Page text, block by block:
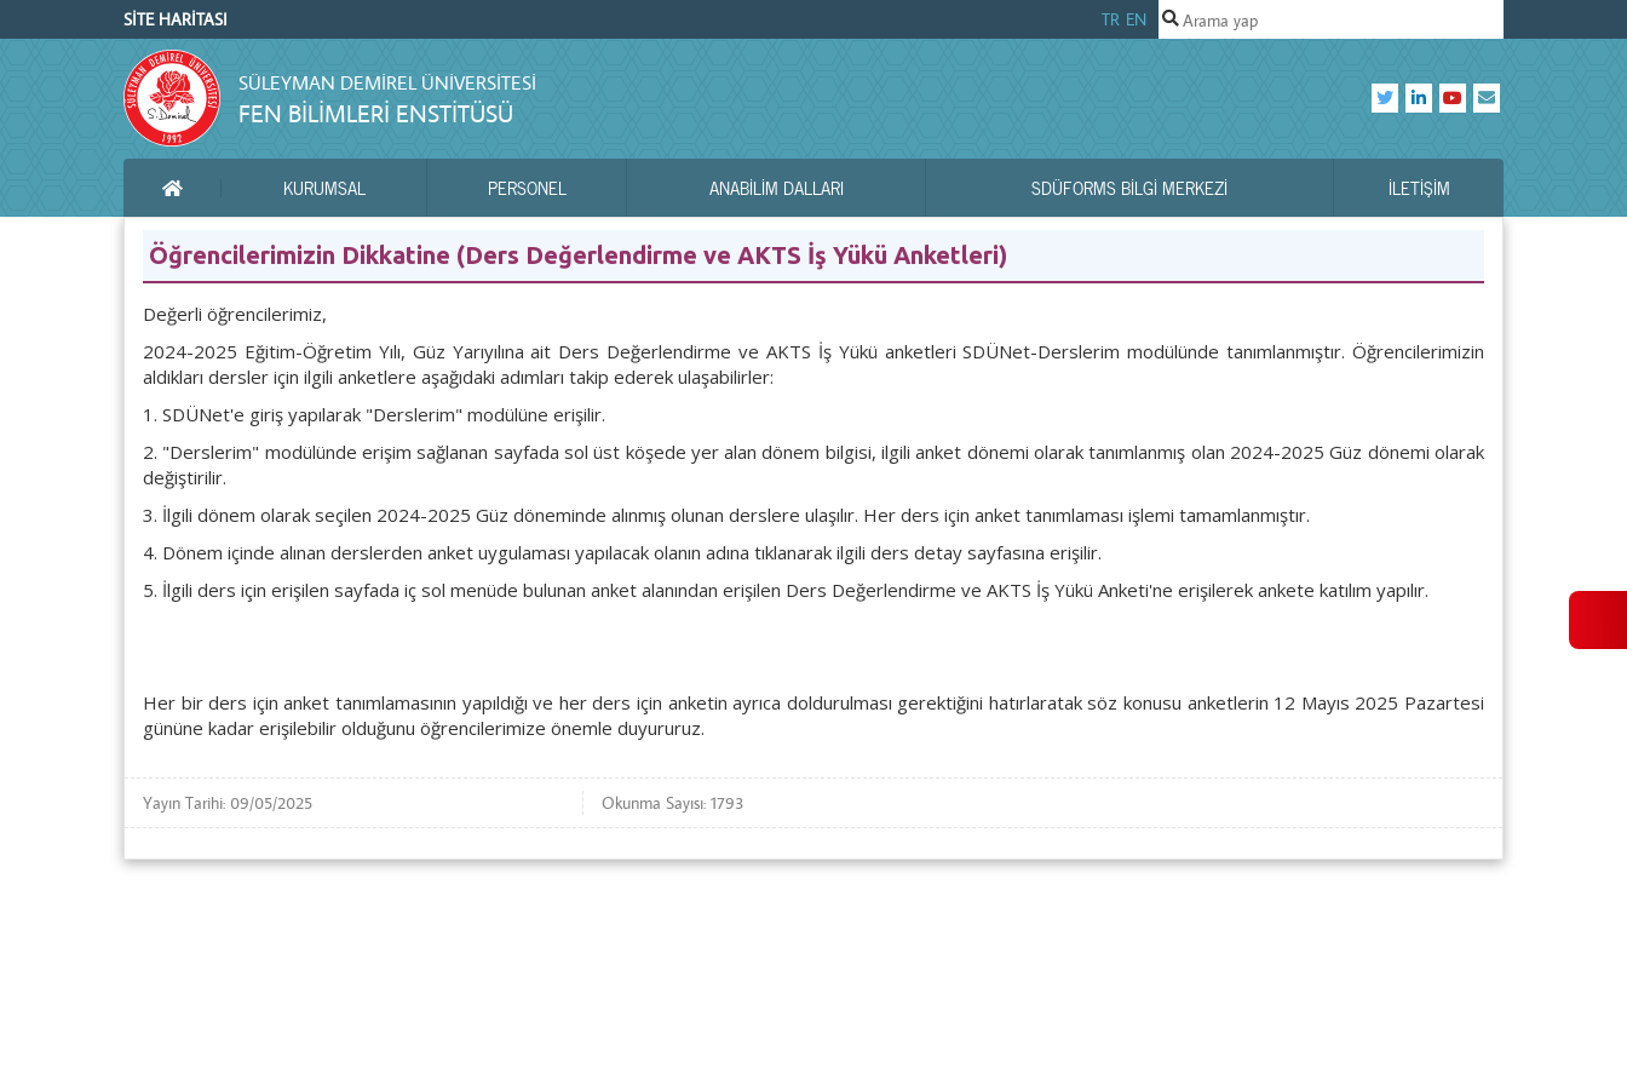
SİTE HARİTASI TR EN
SÜLEYMAN DEMIREL ÜNIVERSITESI
FEN BİLİMLERİ ENSTİTÜSÜ
KURUMSAL PERSONEL ANABİLİM DALLARI SDÜFORMS BILGI MERKEZI İLETIŞIM
Öğrencilerimizin Dikkatine (Ders Değerlendirme ve AKTS İş Yükü Anketleri)
Değerli öğrencilerimiz,
2024-2025 Eğitim-Öğretim Yılı, Güz Yarıyılına ait Ders Değerlendirme ve AKTS İş Yükü anketleri SDÜNet-Derslerim modülünde tanımlanmıştır. Öğrencilerimizin
aldıkları dersler için ilgili anketlere aşağıdaki adımları takip ederek ulaşabilirler:
1. SDÜNet'e giriş yapılarak "Derslerim" modülüne erişilir.
2. "Derslerim" modülünde erişim sağlanan sayfada sol üst köşede yer alan dönem bilgisi, ilgili anket dönemi olarak tanımlanmış olan 2024-2025 Güz dönemi olarak
değiştirilir.
3. İlgili dönem olarak seçilen 2024-2025 Güz döneminde alınmış olunan derslere ulaşılır. Her ders için anket tanımlaması işlemi tamamlanmıştır.
4. Dönem içinde alınan derslerden anket uygulaması yapılacak olanın adına tıklanarak ilgili ders detay sayfasına erişilir.
5. İlgili ders için erişilen sayfada iç sol menüde bulunan anket alanından erişilen Ders Değerlendirme ve AKTS İş Yükü Anketi'ne erişilerek ankete katılım yapılır.
Her bir ders için anket tanımlamasının yapıldığı ve her ders için anketin ayrıca doldurulması gerektiğini hatırlaratak söz konusu anketlerin 12 Mayıs 2025 Pazartesi
gününe kadar erişilebilir olduğunu öğrencilerimize önemle duyururuz.
Yayın Tarihi: 09/05/2025 Okunma Sayısı: 1793